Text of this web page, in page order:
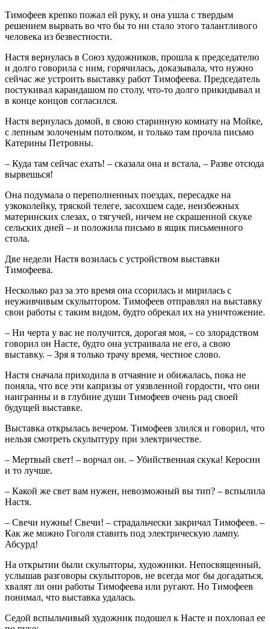
Тимофеев крепко пожал ей руку, и она ушла с твердым
решением вырвать во что бы то ни стало этого талантливого
человека из безвестности.
Настя вернулась в Союз художников, прошла к председателю
и долго говорила с ним, горячилась, доказывала, что нужно
сейчас же устроить выставку работ Тимофеева. Председатель
постукивал карандашом по столу, что-то долго прикидывал и
в конце концов согласился.
Настя вернулась домой, в свою старинную комнату на Мойке,
с лепным золоченым потолком, и только там прочла письмо
Катерины Петровны.
– Куда там сейчас ехать! – сказала она и встала, – Разве отсюда
вырвешься!
Она подумала о переполненных поездах, пересадке на
узкоколейку, тряской телеге, засохшем саде, неизбежных
материнских слезах, о тягучей, ничем не скрашенной скуке
сельских дней – и положила письмо в ящик письменного
стола.
Две недели Настя возилась с устройством выставки
Тимофеева.
Несколько раз за это время она ссорилась и мирилась с
неуживчивым скульптором. Тимофеев отправлял на выставку
свои работы с таким видом, будто обрекал их на уничтожение.
– Ни черта у вас не получится, дорогая моя, – со злорадством
говорил он Насте, будто она устраивала не его, а свою
выставку. – Зря я только трачу время, честное слово.
Настя сначала приходила в отчаяние и обижалась, пока не
поняла, что все эти капризы от уязвленной гордости, что они
наигранны и в глубине души Тимофеев очень рад своей
будущей выставке.
Выставка открылась вечером. Тимофеев злился и говорил, что
нельзя смотреть скульптуру при электричестве.
– Мертвый свет! – ворчал он. – Убийственная скука! Керосин
и то лучше.
– Какой же свет вам нужен, невозможный вы тип? – вспылила
Настя.
– Свечи нужны! Свечи! – страдальчески закричал Тимофеев. –
Как же можно Гоголя ставить под электрическую лампу.
Абсурд!
Нa открытии были скульпторы, художники. Непосвященный,
услышав разговоры скульпторов, не всегда мог бы догадаться,
хвалят ли они работы Тимофеева или ругают. Но Тимофеев
понимал, что выставка удалась.
Седой вспыльчивый художник подошел к Насте и похлопал ее